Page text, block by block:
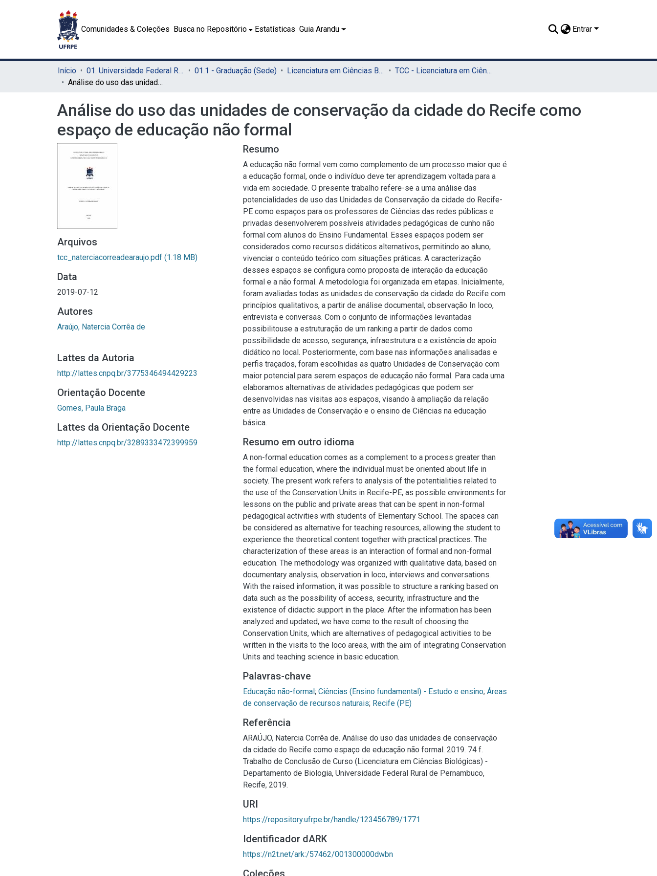
Comunidades & Coleções Busca no Repositório Estatísticas Guia Arandu Entrar
Início 01. Universidade Federal Rural de Pernambuco - UFRPE (Sede) 01.1 - Graduação (Sede) Licenciatura em Ciências Biológicas (Sede)
TCC - Licenciatura em Ciências Biológicas (Sede)
Análise do uso das unidades de conservação da cidade do Recife como espaço de educação não formal
Análise do uso das unidades de conservação da cidade do Recife como
espaço de educação não formal
Arquivos
tcc_naterciacorreadearaujo.pdf (1.18 MB)
Data
2019-07-12
Autores
Araújo, Natercia Corrêa de
Lattes da Autoria
http://lattes.cnpq.br/3775346494429223
Orientação Docente
Gomes, Paula Braga
Lattes da Orientação Docente
http://lattes.cnpq.br/3289333472399959
Resumo
A educação não formal vem como complemento de um processo maior que é
a educação formal, onde o indivíduo deve ter aprendizagem voltada para a
vida em sociedade. O presente trabalho refere-se a uma análise das
potencialidades de uso das Unidades de Conservação da cidade do Recife-
PE como espaços para os professores de Ciências das redes públicas e
privadas desenvolverem possíveis atividades pedagógicas de cunho não
formal com alunos do Ensino Fundamental. Esses espaços podem ser
considerados como recursos didáticos alternativos, permitindo ao aluno,
vivenciar o conteúdo teórico com situações práticas. A caracterização
desses espaços se configura como proposta de interação da educação
formal e a não formal. A metodologia foi organizada em etapas. Inicialmente,
foram avaliadas todas as unidades de conservação da cidade do Recife com
princípios qualitativos, a partir de análise documental, observação In loco,
entrevista e conversas. Com o conjunto de informações levantadas
possibilitouse a estruturação de um ranking a partir de dados como
possibilidade de acesso, segurança, infraestrutura e a existência de apoio
didático no local. Posteriormente, com base nas informações analisadas e
perfis traçados, foram escolhidas as quatro Unidades de Conservação com
maior potencial para serem espaços de educação não formal. Para cada uma
elaboramos alternativas de atividades pedagógicas que podem ser
desenvolvidas nas visitas aos espaços, visando à ampliação da relação
entre as Unidades de Conservação e o ensino de Ciências na educação
básica.
Resumo em outro idioma
A non-formal education comes as a complement to a process greater than
the formal education, where the individual must be oriented about life in
society. The present work refers to analysis of the potentialities related to
the use of the Conservation Units in Recife-PE, as possible environments for
lessons on the public and private areas that can be spent in non-formal
pedagogical activities with students of Elementary School. The spaces can
be considered as alternative for teaching resources, allowing the student to
experience the theoretical content together with practical practices. The
characterization of these areas is an interaction of formal and non-formal
education. The methodology was organized with qualitative data, based on
documentary analysis, observation in loco, interviews and conversations.
With the raised information, it was possible to structure a ranking based on
data such as the possibility of access, security, infrastructure and the
existence of didactic support in the place. After the information has been
analyzed and updated, we have come to the result of choosing the
Conservation Units, which are alternatives of pedagogical activities to be
written in the visits to the loco areas, with the aim of integrating Conservation
Units and teaching science in basic education.
Palavras-chave
Educação não-formal; Ciências (Ensino fundamental) - Estudo e ensino; Áreas
de conservação de recursos naturais; Recife (PE)
Referência
ARAÚJO, Natercia Corrêa de. Análise do uso das unidades de conservação
da cidade do Recife como espaço de educação não formal. 2019. 74 f.
Trabalho de Conclusão de Curso (Licenciatura em Ciências Biológicas) -
Departamento de Biologia, Universidade Federal Rural de Pernambuco,
Recife, 2019.
URI
https://repository.ufrpe.br/handle/123456789/1771
Identificador dARK
https://n2t.net/ark:/57462/001300000dwbn
Coleções